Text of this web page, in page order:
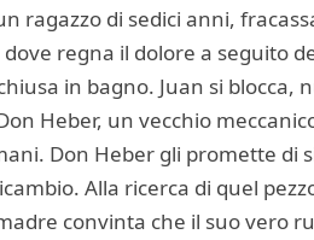
ragazzo di sedici anni,
regna il dolore a seguito
in bagno. Juan si blocca,
Heber, un vecchio
Don Heber gli promette di
Alla ricerca di quel
convinta che il suo vero